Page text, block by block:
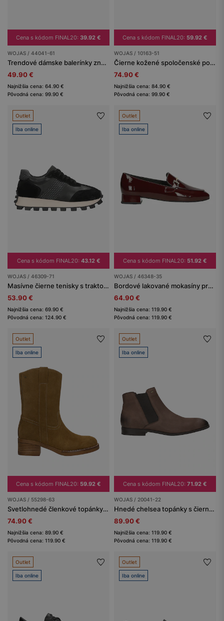
Cena s kódom FINAL20: 39.92 €
WOJAS / 44041-61
Trendové dámske balerínky značky Wojas
49.90 €
Najnižšia cena: 64.90 €
Pôvodná cena: 99.90 €
Cena s kódom FINAL20: 59.92 €
WOJAS / 10163-51
Čierne kožené spoločenské poltopánky pre mužov
74.90 €
Najnižšia cena: 84.90 €
Pôvodná cena: 99.90 €
Outlet
Iba online
Cena s kódom FINAL20: 43.12 €
WOJAS / 46309-71
Masívne čierne tenisky s traktorovou podrážkou
53.90 €
Najnižšia cena: 69.90 €
Pôvodná cena: 124.90 €
Outlet
Iba online
Cena s kódom FINAL20: 51.92 €
WOJAS / 46348-35
Bordové lakované mokasíny pre dámy na nízkom podpätku
64.90 €
Najnižšia cena: 119.90 €
Pôvodná cena: 119.90 €
Outlet
Iba online
Cena s kódom FINAL20: 59.92 €
WOJAS / 55298-63
Svetlohnedé členkové topánky so zapínaním na zips
74.90 €
Najnižšia cena: 89.90 €
Pôvodná cena: 119.90 €
Outlet
Iba online
Cena s kódom FINAL20: 71.92 €
WOJAS / 20041-22
Hnedé chelsea topánky s čiernou gumou a opotrebovaným vzhľadom
89.90 €
Najnižšia cena: 119.90 €
Pôvodná cena: 119.90 €
Outlet
Iba online
Outlet
Iba online